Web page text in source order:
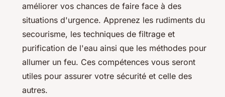
améliorer vos chances de faire face à des
situations d'urgence. Apprenez les rudiments du
secourisme, les techniques de filtrage et
purification de l'eau ainsi que les méthodes pour
allumer un feu. Ces compétences vous seront
utiles pour assurer votre sécurité et celle des
autres.